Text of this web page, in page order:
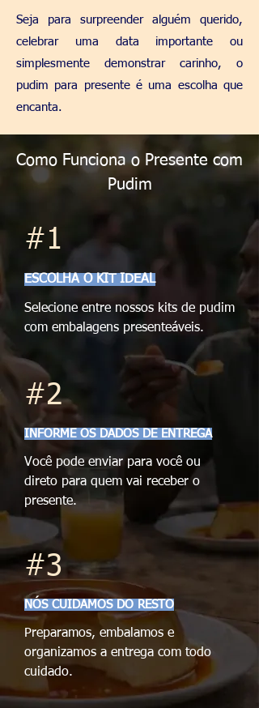
Seja para surpreender alguém querido,
celebrar uma data importante ou
simplesmente demonstrar carinho, o
pudim para presente é uma escolha que
encanta.
Como Funciona o Presente com
Pudim
#1
ESCOLHA O KIT IDEAL
Selecione entre nossos kits de pudim
com embalagens presenteáveis.
#2
INFORME OS DADOS DE ENTREGA
Você pode enviar para você ou
direto para quem vai receber o
presente.
#3
NÓS CUIDAMOS DO RESTO
Preparamos, embalamos e
organizamos a entrega com todo
cuidado.